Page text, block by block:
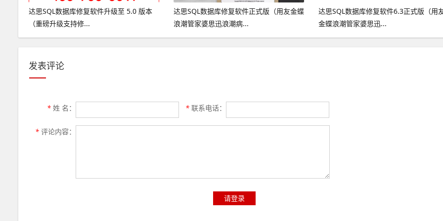
达思SQL数据库修复软件升级至 5.0 版本
（重磅升级支持修...
达思SQL数据库修复软件正式版（用友金蝶
浪潮管家婆思迅浪潮病...
达思SQL数据库修复软件6.3正式版（用
金蝶浪潮管家婆思迅...
发表评论
* 姓 名： * 联系电话：
* 评论内容：
请登录